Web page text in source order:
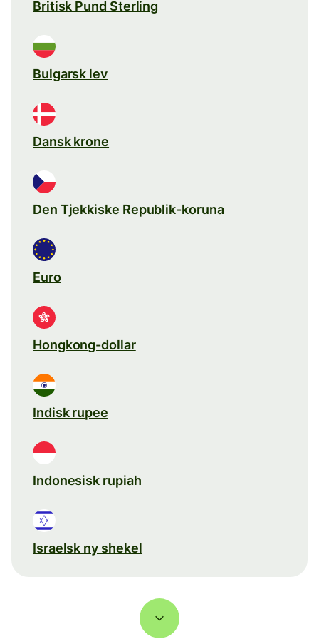
Britisk Pund Sterling
Bulgarsk lev
Dansk krone
Den Tjekkiske Republik-koruna
Euro
Hongkong-dollar
Indisk rupee
Indonesisk rupiah
Israelsk ny shekel